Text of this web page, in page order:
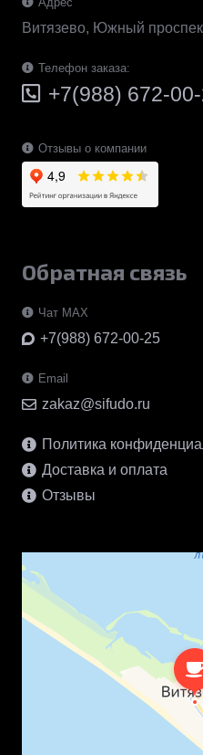
Витязево, Южный
Телефон заказа:
+7(988) 672-
Отзывы о компании
Обратная связь
Чат MAX
+7(988) 672-00-25
Email
zakaz@sifudo.ru
Политика
Доставка и оплата
Отзывы